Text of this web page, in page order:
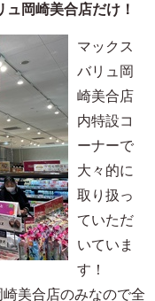
岡崎美合店だけ！
マックス
バリュ岡
崎美合店
内特設コ
ーナーで
大々的に
取り扱っ
ていただ
いていま
す！
美合店のみなので全